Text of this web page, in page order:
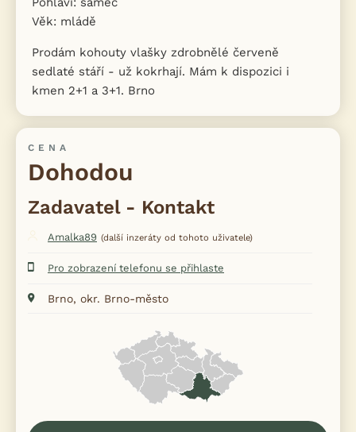
Věk: mládě
Prodám kohouty vlašky zdrobnělé červeně
sedlaté stáří - už kokrhají. Mám k dispozici i
kmen 2+1 a 3+1. Brno
CENA
Dohodou
Zadavatel - Kontakt
Amalka89 (další inzeráty od tohoto uživatele)
Pro zobrazení telefonu se přihlaste
Brno, okr. Brno-město